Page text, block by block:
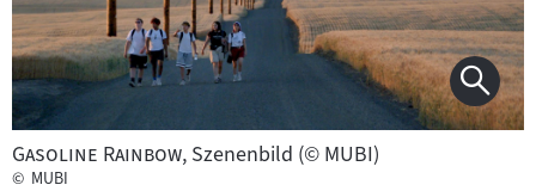
"
Gasoline Rainbow", Szenenbild (© MUBI)
© MUBI